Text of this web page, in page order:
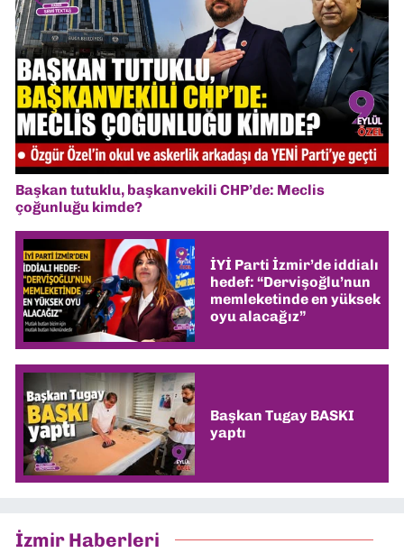
Başkan tutuklu, başkanvekili CHP’de: Meclis
çoğunluğu kimde?
İYİ Parti İzmir’de iddialı
hedef: “Dervişoğlu’nun
memleketinde en yüksek
oyu alacağız”
Başkan Tugay BASKI
yaptı
İzmir Haberleri